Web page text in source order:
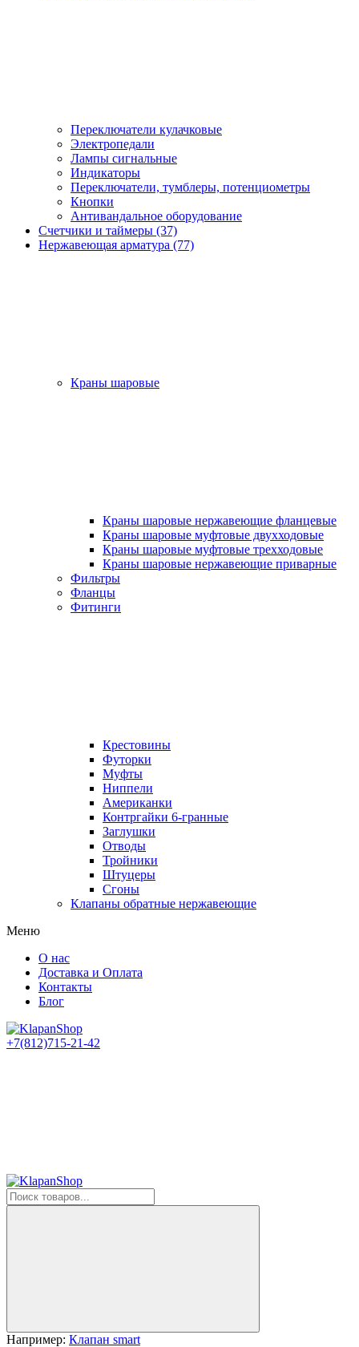
Переключатели кулачковые
Электропедали
Лампы сигнальные
Индикаторы
Переключатели, тумблеры, потенциометры
Кнопки
Антивандальное оборудование
Счетчики и таймеры (37)
Нержавеющая арматура (77)
Краны шаровые
Краны шаровые нержавеющие фланцевые
Краны шаровые муфтовые двухходовые
Краны шаровые муфтовые трехходовые
Краны шаровые нержавеющие приварные
Фильтры
Фланцы
Фитинги
Крестовины
Футорки
Муфты
Ниппели
Американки
Контргайки 6-гранные
Заглушки
Отводы
Тройники
Штуцеры
Сгоны
Клапаны обратные нержавеющие
Меню
О нас
Доставка и Оплата
Контакты
Блог
+7(812)715-21-42
Например: Клапан smart